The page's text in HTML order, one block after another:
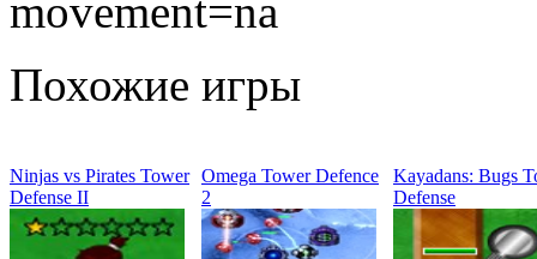
movement=na
Похожие игры
Ninjas vs Pirates Tower
Defense II
Omega Tower Defence
2
Kayadans: Bugs
Defense